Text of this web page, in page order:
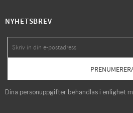
NYHETSBREV
Dina personuppgifter behandlas i enlighet